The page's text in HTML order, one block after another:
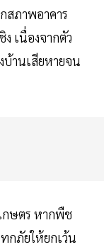
สภาพอาคาร
เนื่องจากตัว
บ้านเสียหายจน
กษตร หากพืช
กภัยให้ยกเว้น